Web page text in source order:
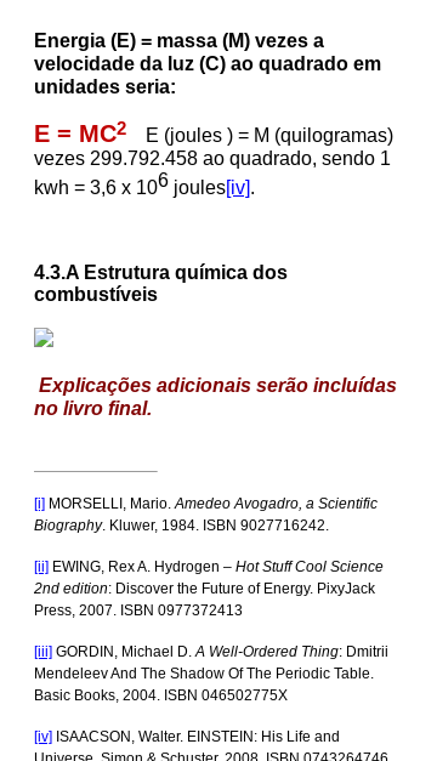
Energia (E) = massa (M) vezes a
velocidade da luz (C) ao quadrado em
unidades seria:
E = MC2
E (joules ) = M (quilogramas)
vezes 299.792.458 ao quadrado, sendo 1
kwh = 3,6 x 106 joules[iv].
4.3.A Estrutura química dos
combustíveis
Explicações adicionais serão incluídas
no livro final.
[i] MORSELLI, Mario.Amedeo Avogadro, a Scientific
Biography. Kluwer, 1984. ISBN 9027716242.
[ii] EWING, Rex A. Hydrogen – Hot Stuff Cool Science
2nd edition: Discover the Future of Energy. PixyJack
Press, 2007. ISBN 0977372413
[iii] GORDIN, Michael D.A Well-Ordered Thing: Dmitrii
Mendeleev And The Shadow Of The Periodic Table.
Basic Books, 2004. ISBN 046502775X
[iv] ISAACSON, Walter. EINSTEIN: His Life and